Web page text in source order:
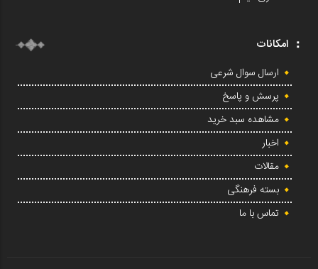
امکانات
ارسال سوال شرعی
پرسش و پاسخ
مشاهده سبد خرید
اخبار
مقالات
بسته فرهنگی
تماس با ما